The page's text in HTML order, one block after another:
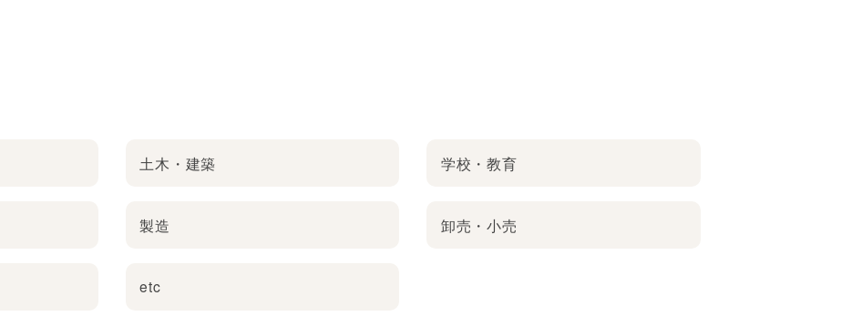
土木・建築 学校・教育
製造 卸売・小売
etc